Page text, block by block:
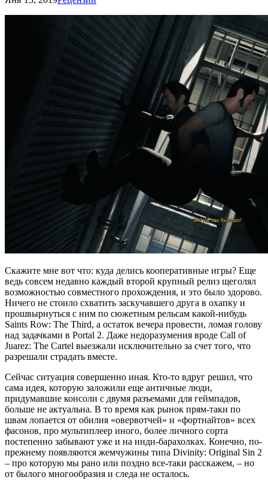
Скажите мне вот что: куда делись кооперативные игры? Еще
ведь совсем недавно каждый второй крупный релиз щеголял
возможностью совместного прохождения, и это было здорово.
Ничего не стоило схватить заскучавшего друга в охапку и
прошвырнуться с ним по сюжетным рельсам какой-нибудь
Saints Row: The Third, а остаток вечера провести, ломая голову
над задачками в Portal 2. Даже недоразумения вроде Call of
Juarez: The Cartel выезжали исключительно за счет того, что
разрешали страдать вместе.
Сейчас ситуация совершенно иная. Кто-то вдруг решил, что
сама идея, которую заложили еще античные люди,
придумавшие консоли с двумя разъемами для геймпадов,
больше не актуальна. В то время как рынок прям-таки по
швам лопается от обилия «овервотчей» и «фортнайтов» всех
фасонов, про мультиплеер иного, более личного сорта
постепенно забывают уже и на инди-барахолках. Конечно, по-
прежнему появляются жемчужины типа Divinity: Original Sin 2
– про которую мы рано или поздно все-таки расскажем, – но
от былого многообразия и следа не осталось.